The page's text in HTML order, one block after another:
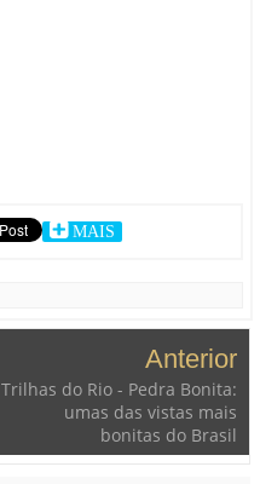
MAIS
Anterior
Trilhas do Rio - Pedra Bonita:
umas das vistas mais
bonitas do Brasil